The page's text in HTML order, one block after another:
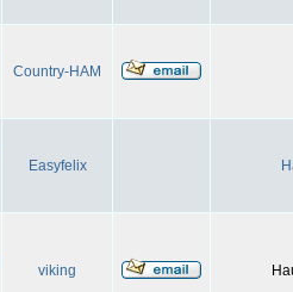
Country-HAM
Easyfelix
viking